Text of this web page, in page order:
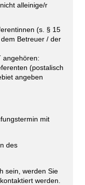
alleinige/r
(s. § 15
Betreuer / der
angehören:
(postalisch
angeben
mit
des
sein, werden Sie
werden.